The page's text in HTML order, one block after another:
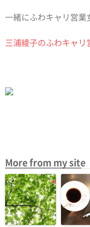
一緒にふわキャリ営業
三浦綾子のふわキャリ
More from my site